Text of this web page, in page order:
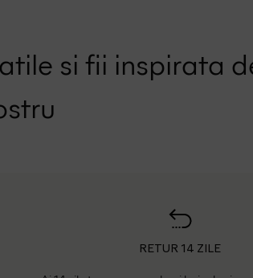
si fii inspirata
RETUR 14 ZILE